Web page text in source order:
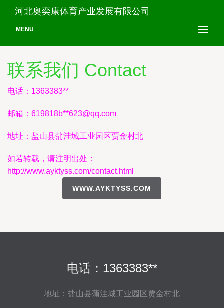
河北奥奕康体育产业发展有限公司
MENU
联系我们 Contact
电话：1363383**
邮箱：619818b**623@qq.com
地址：盐山县蒲洼城工业园区贾金村北
如若转载，请注明出处：
http://www.ayktyss.com/contact.html
WWW.AYKTYSS.COM
电话：1363383**
地址：盐山县蒲洼城工业园区贾金村北